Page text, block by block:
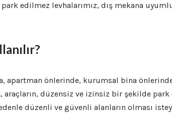
edilmez levhalarımız, dış mekana
apartman önlerinde, kurumsal bina
araçların, düzensiz ve izinsiz bir şekilde
düzenli ve güvenli alanların olması